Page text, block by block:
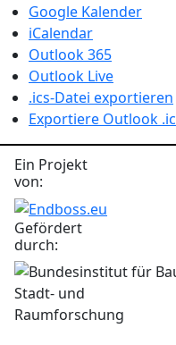
Google Kalender
iCalendar
Outlook 365
Outlook Live
.ics-Datei exportieren
Exportiere Outlook
Ein Projekt
von:
Gefördert
durch: